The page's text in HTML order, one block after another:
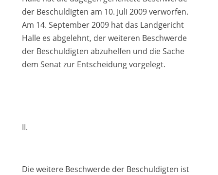
der Beschuldigten am 10. Juli 2009 verworfen.
Am 14. September 2009 hat das Landgericht
Halle es abgelehnt, der weiteren Beschwerde
der Beschuldigten abzuhelfen und die Sache
dem Senat zur Entscheidung vorgelegt.
II.
Die weitere Beschwerde der Beschuldigten ist